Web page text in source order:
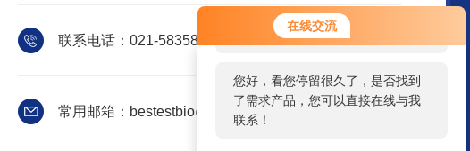
在线交流
您好！欢迎前来咨询，很高兴为您
服务，请问您要咨询什么问题呢？
您好，看您停留很久了，是否找到
了需求产品，您可以直接在线与我
联系！
联系电话：021-58358157
常用邮箱：bestestbio@126.com